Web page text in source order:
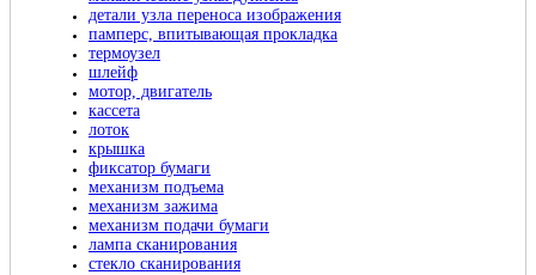
детали узла переноса изображения
памперс, впитывающая прокладка
термоузел
шлейф
мотор, двигатель
кассета
лоток
крышка
фиксатор бумаги
механизм подъема
механизм зажима
механизм подачи бумаги
лампа сканирования
стекло сканирования